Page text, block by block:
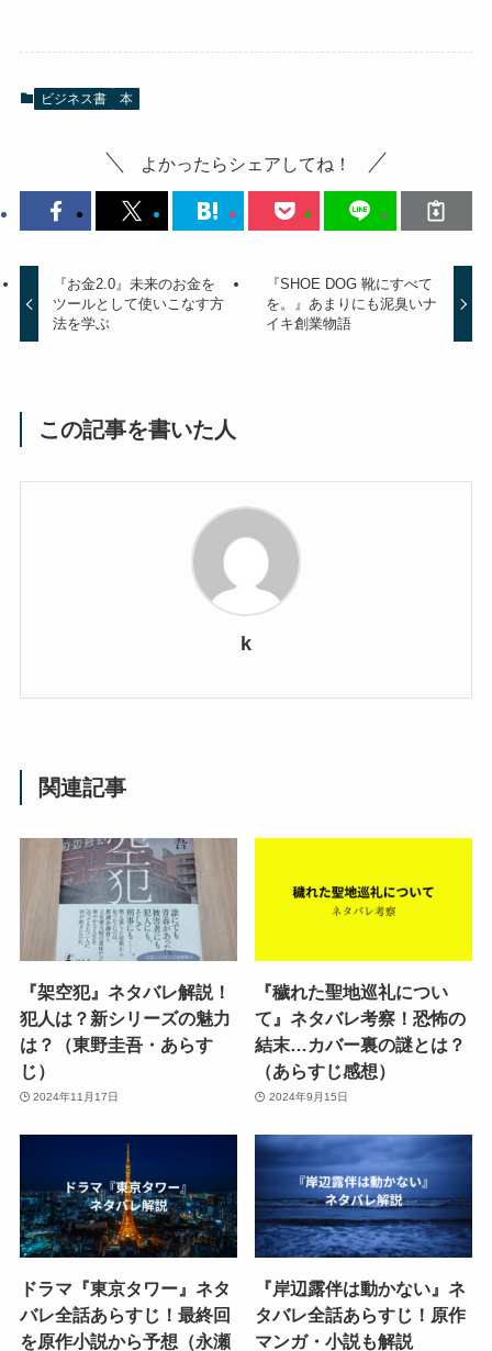
ビジネス書 本
よかったらシェアしてね！
『お金2.0』未来のお金を
ツールとして使いこなす方
法を学ぶ
『SHOE DOG 靴にすべて
を。』あまりにも泥臭いナ
イキ創業物語
この記事を書いた人
k
関連記事
『架空犯』ネタバレ解説！
犯人は？新シリーズの魅力
は？（東野圭吾・あらす
じ）
2024年11月17日
『穢れた聖地巡礼につい
て』ネタバレ考察！恐怖の
結末…カバー裏の謎とは？
（あらすじ感想）
2024年9月15日
ドラマ『東京タワー』ネタ
バレ全話あらすじ！最終回
を原作小説から予想（永瀬
『岸辺露伴は動かない』ネ
タバレ全話あらすじ！原作
マンガ・小説も解説